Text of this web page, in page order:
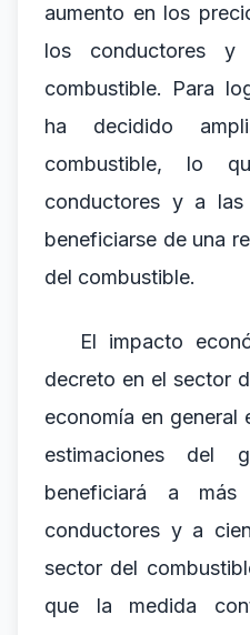
aumento en los
los conductores
combustible. Para
ha decidido
combustible, lo
conductores y a
beneficiarse de una
del combustible.
El impacto
decreto en el sector
economía en general
estimaciones del
beneficiará a
conductores y a
sector del
que la medida